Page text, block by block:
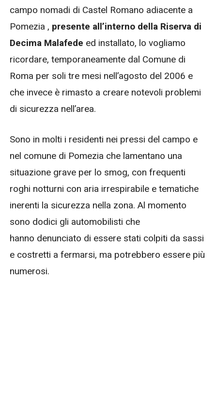
campo nomadi di Castel Romano adiacente a
Pomezia , presente all’interno della Riserva di
Decima Malafede ed installato, lo vogliamo
ricordare, temporaneamente dal Comune di
Roma per soli tre mesi nell’agosto del 2006 e
che invece è rimasto a creare notevoli problemi
di sicurezza nell’area.
Sono in molti i residenti nei pressi del campo e
nel comune di Pomezia che lamentano una
situazione grave per lo smog, con frequenti
roghi notturni con aria irrespirabile e tematiche
inerenti la sicurezza nella zona. Al momento
sono dodici gli automobilisti che
hanno denunciato di essere stati colpiti da sassi
e costretti a fermarsi, ma potrebbero essere più
numerosi.